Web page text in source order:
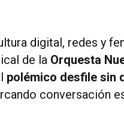
digital, redes y
de la Orquesta
polémico desfile sin
conversación